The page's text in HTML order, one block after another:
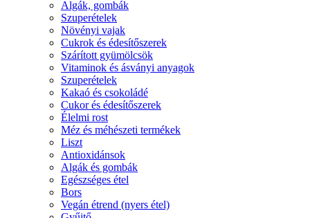
Algák, gombák
Szuperételek
Növényi vajak
Cukrok és édesítőszerek
Szárított gyümölcsök
Vitaminok és ásványi anyagok
Szuperételek
Kakaó és csokoládé
Cukor és édesítőszerek
Élelmi rost
Méz és méhészeti termékek
Liszt
Antioxidánsok
Algák és gombák
Egészséges étel
Bors
Vegán étrend (nyers étel)